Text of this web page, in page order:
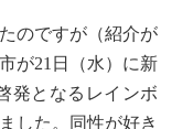
のですが（紹介が
が21日（水）に新
発となるレインボ
した。同性が好き